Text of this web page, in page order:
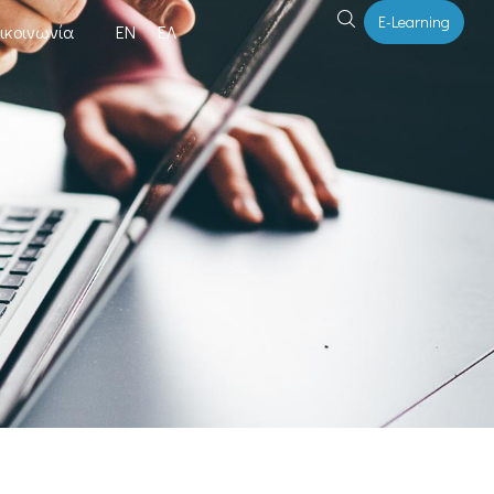
ΕΝ ΕΛ E-Learning